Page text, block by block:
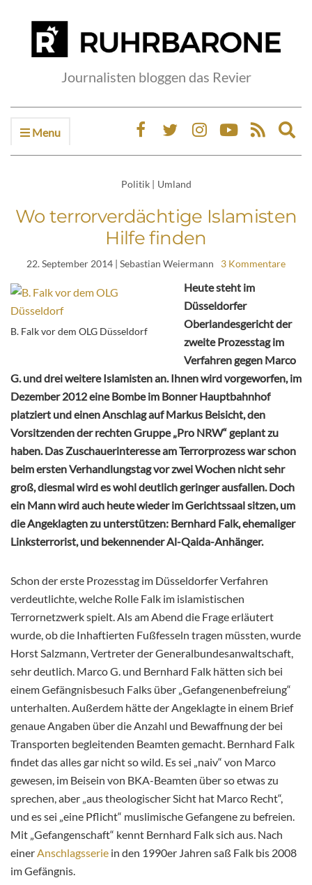
Journalisten bloggen das Revier
Menu
Politik | Umland
Wo terrorverdächtige Islamisten
Hilfe finden
22. September 2014 | Sebastian Weiermann 3 Kommentare
B. Falk vor dem OLG Düsseldorf
Heute steht im
Düsseldorfer
Oberlandesgericht der
zweite Prozesstag im
Verfahren gegen Marco
G. und drei weitere Islamisten an. Ihnen wird vorgeworfen, im
Dezember 2012 eine Bombe im Bonner Hauptbahnhof
platziert und einen Anschlag auf Markus Beisicht, den
Vorsitzenden der rechten Gruppe „Pro NRW“ geplant zu
haben. Das Zuschauerinteresse am Terrorprozess war schon
beim ersten Verhandlungstag vor zwei Wochen nicht sehr
groß, diesmal wird es wohl deutlich geringer ausfallen. Doch
ein Mann wird auch heute wieder im Gerichtssaal sitzen, um
die Angeklagten zu unterstützen: Bernhard Falk, ehemaliger
Linksterrorist, und bekennenderAl-Qaida-Anhänger.
Schon der erste Prozesstag im Düsseldorfer Verfahren
verdeutlichte, welche Rolle Falk im islamistischen
Terrornetzwerk spielt. Als am Abend die Frage erläutert
wurde, ob die Inhaftierten Fußfesseln tragen müssten, wurde
Horst Salzmann, Vertreter der Generalbundesanwaltschaft,
sehr deutlich. Marco G. und Bernhard Falk hätten sich bei
einem Gefängnisbesuch Falks über „Gefangenenbefreiung“
unterhalten. Außerdem hätte der Angeklagte in einem Brief
genaue Angaben über die Anzahl und Bewaffnung der bei
Transporten begleitenden Beamten gemacht. Bernhard Falk
findet das alles gar nicht so wild. Es sei „naiv“ von Marco
gewesen, im Beisein von BKA-Beamten über so etwas zu
sprechen, aber „aus theologischer Sicht hat Marco Recht“,
und es sei „eine Pflicht“ muslimische Gefangene zu befreien.
Mit „Gefangenschaft“ kennt Bernhard Falk sich aus. Nach
einerAnschlagsserie in den 1990er Jahren saß Falk bis 2008
im Gefängnis.